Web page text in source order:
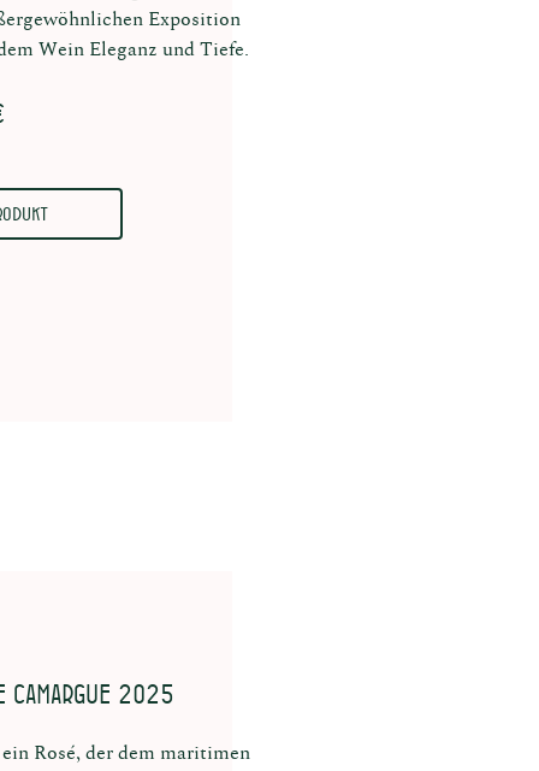
Exposition
Wein Eleganz und Tiefe.
Camargue 2025
Rosé, der dem maritimen